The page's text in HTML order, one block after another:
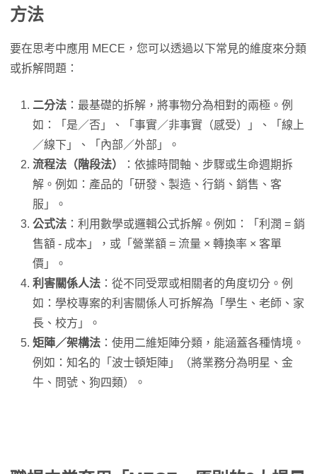
方法
要在思考中應用 MECE，您可以透過以下常見的維度來分類
或拆解問題：
二分法 ：最基礎的拆解，將事物分為相對的兩極。例
如：「是／否」、「事實／非事實（感受）」、「線上
／線下」、「內部／外部」。
流程法（階段法）
：依據時間軸、步驟或生命週期拆
解。例如：產品的「研發、製造、行銷、銷售、客
服」。
公式法 ：利用數學或邏輯公式拆解。例如：「利潤 = 銷
售額 - 成本」，或「營業額 = 流量 × 轉換率 × 客單
價」。
利害關係人法 ：從不同受眾或相關者的角度切分。例
如：學校專案的利害關係人可拆解為「學生、老師、家
長、校方」。
矩陣／架構法 ：使用二維矩陣分類，能涵蓋各種情境。
例如：知名的「波士頓矩陣」（將業務分為明星、金
牛、問號、狗四類）。